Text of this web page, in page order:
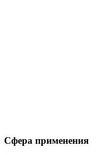
Сфера применения